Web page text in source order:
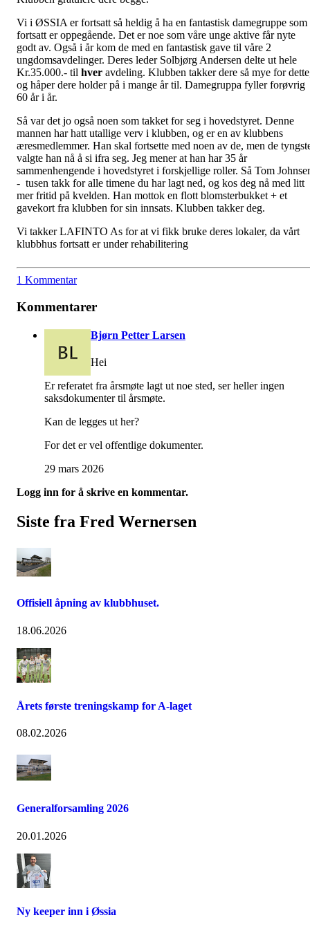
Vi i ØSSIA er fortsatt så heldig å ha en fantastisk damegruppe som
fortsatt er oppegående. Det er noe som våre unge aktive får nyte
godt av. Også i år kom de med en fantastisk gave til våre 2
ungdomsavdelinger. Deres leder Solbjørg Andersen delte ut hele
Kr.35.000.- til hver avdeling. Klubben takker dere så mye for
og håper dere holder på i mange år til. Damegruppa fyller forøvrig
60 år i år.
Så var det jo også noen som takket for seg i hovedstyret. Denne
mannen har hatt utallige verv i klubben, og er en av klubbens
æresmedlemmer. Han skal fortsette med noen av de, men de
valgte han nå å si ifra seg. Jeg mener at han har 35 år
sammenhengende i hovedstyret i forskjellige roller. Så Tom
- tusen takk for alle timene du har lagt ned, og kos deg nå med litt
mer fritid på kvelden. Han mottok en flott blomsterbukket + et
gavekort fra klubben for sin innsats. Klubben takker deg.
Vi takker LAFINTO As for at vi fikk bruke deres lokaler, da vårt
klubbhus fortsatt er under rehabilitering
1 Kommentar
Kommentarer
Bjørn Petter Larsen
Hei
Er referatet fra årsmøte lagt ut noe sted, ser heller ingen
saksdokumenter til årsmøte.
Kan de legges ut her?
For det er vel offentlige dokumenter.
29 mars 2026
Logg inn for å skrive en kommentar.
Siste fra Fred Wernersen
Offisiell åpning av klubbhuset.
18.06.2026
Årets første treningskamp for A-laget
08.02.2026
Generalforsamling 2026
20.01.2026
Ny keeper inn i Øssia